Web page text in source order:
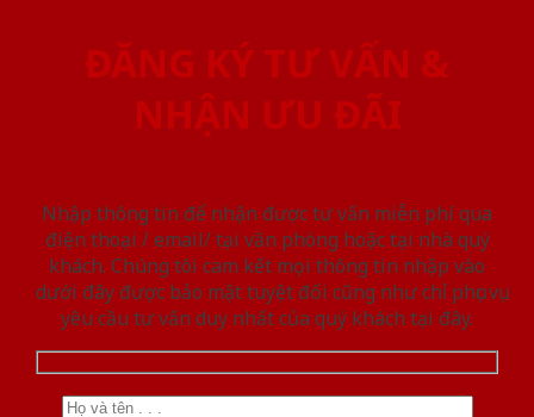
ĐĂNG KÝ TƯ VẤN &
NHẬN ƯU ĐÃI
Nhập thông tin để nhận được tư vấn miễn phí qua
điện thoại / email/ tại văn phòng hoặc tại nhà quý
khách. Chúng tôi cam kết mọi thông tin nhập vào
dưới đây được bảo mật tuyệt đối cũng như chỉ phục vụ
yêu cầu tư vấn duy nhất của quý khách tại đây.